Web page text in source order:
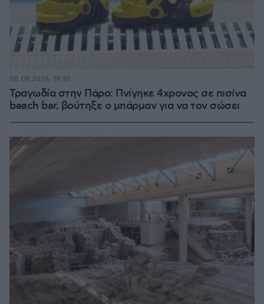
Τραγωδία στην Πάρο: Πνίγηκε 4χρονος σε πισίνα
beach bar, βούτηξε ο μπάρμαν για να τον σώσει
08.08.2026, 19:36